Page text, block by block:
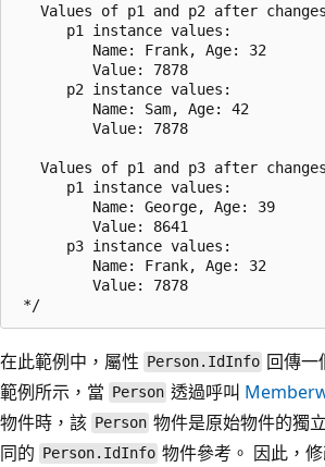
Values of p1 and p2 after
      p1 instance values:
         Name: Frank, Age: 32
         Value: 7878
      p2 instance values:
         Name: Sam, Age: 42
         Value: 7878
Values of p1 and p3 after
      p1 instance values:
         Name: George, Age: 39
         Value: 8641
      p3 instance values:
         Name: Frank, Age: 32
         Value: 7878
在此範例中，屬性 Person.IdInfo 回傳一
範例所示，當 Person 透過呼叫
物件時，該 Person 物件是原始物件的獨
同的 Person.IdInfo 物件參考。 因此，